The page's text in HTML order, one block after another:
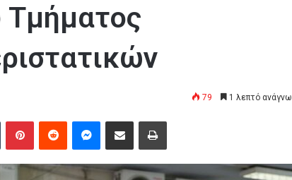
Τμήματος
79 1 λεπτό